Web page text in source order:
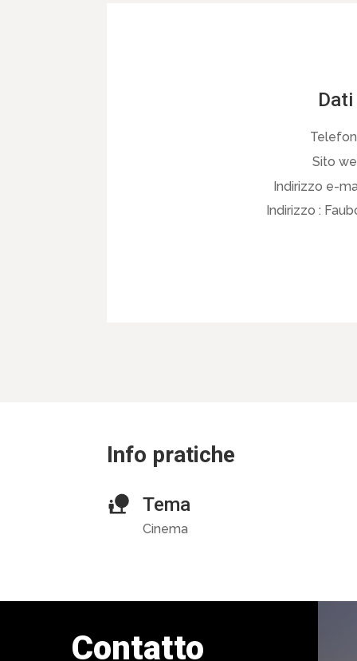
Sito
Indirizzo e-
Indirizzo :
Info pratiche
Tema
Cinema
Contatto